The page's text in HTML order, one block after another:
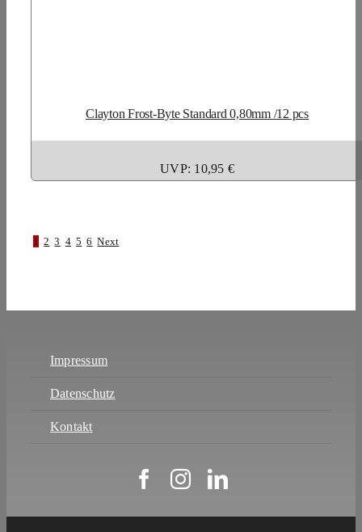
Clayton Frost-Byte Standard 0,80mm /12 pcs
UVP: 10,95 €
1 2 3 4 5 6 Next
Impressum
Datenschutz
Kontakt